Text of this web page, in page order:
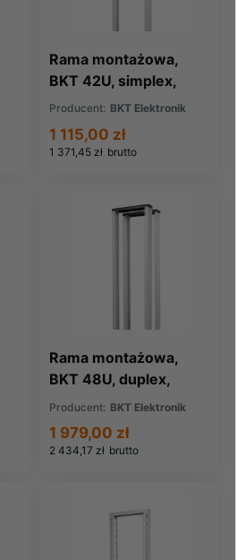
Rama montażowa,
BKT 42U, simplex,
550/710/1980.
Producent: BKT Elektronik
1 371,45 zł brutto
1 115,00 zł
Rama montażowa,
BKT 48U, duplex,
550/710/2240
szer./gł./wys. mm
Producent: BKT Elektronik
2 434,17 zł brutto
1 979,00 zł